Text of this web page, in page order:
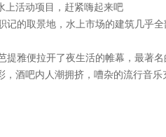
上活动项目，赶紧嗨起来吧
的取景地，水上市场的建筑几乎
雅便拉开了夜生活的帷幕，最著
酒吧内人潮拥挤，嘈杂的流行音